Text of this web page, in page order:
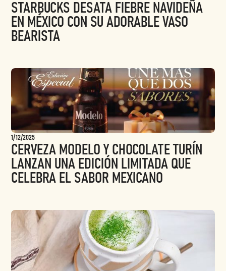
STARBUCKS DESATA FIEBRE NAVIDEÑA
EN MÉXICO CON SU ADORABLE VASO
BEARISTA
1/12/2025
CERVEZA MODELO Y CHOCOLATE TURÍN
LANZAN UNA EDICIÓN LIMITADA QUE
CELEBRA EL SABOR MEXICANO